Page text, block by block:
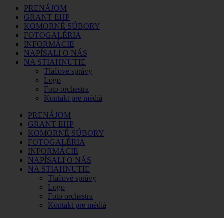
PRENÁJOM
GRANT EHP
KOMORNÉ SÚBORY
FOTOGALÉRIA
INFORMÁCIE
NAPÍSALI O NÁS
NA STIAHNUTIE
Tlačové správy
Logo
Foto orchestra
Kontakt pre médiá
PRENÁJOM
GRANT EHP
KOMORNÉ SÚBORY
FOTOGALÉRIA
INFORMÁCIE
NAPÍSALI O NÁS
NA STIAHNUTIE
Tlačové správy
Logo
Foto orchestra
Kontakt pre médiá